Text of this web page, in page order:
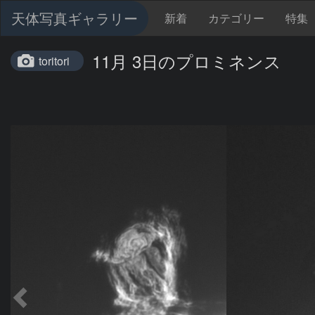
天体写真ギャラリー 新着 カテゴリー 特集
toritori 11月 3日のプロミネンス